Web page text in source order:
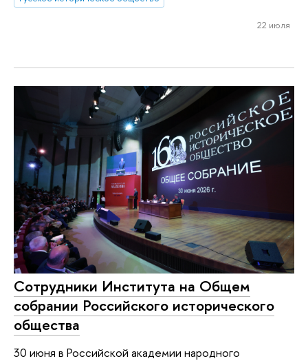
22 июля
Сотрудники Института на Общем
собрании Российского исторического
общества
30 июня в Российской академии народного